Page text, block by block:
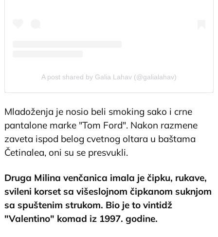
A post shared by Galia Lahav (@galialahav)
Mladoženja je nosio beli smoking sako i crne
pantalone marke "Tom Ford". Nakon razmene
zaveta ispod belog cvetnog oltara u baštama
Četinalea, oni su se presvukli.
Druga Milina venčanica imala je čipku, rukave,
svileni korset sa višeslojnom čipkanom suknjom
sa spuštenim strukom. Bio je to vintidž
"Valentino" komad iz 1997. godine.